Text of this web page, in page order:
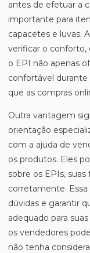
antes de efetuar a
importante para
capacetes e luvas.
verificar o conforto,
o EPI não apenas
confortável durante
que as compras
Outra vantagem
orientação
com a ajuda de
os produtos. Eles
sobre os EPIs,
corretamente.
dúvidas e garantir
adequado para
os vendedores
não tenha